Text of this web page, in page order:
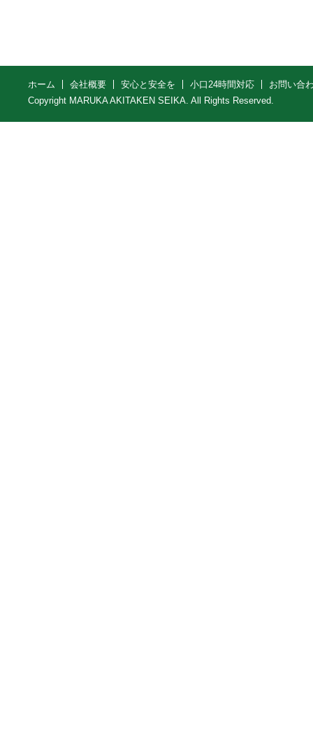
ホーム 会社概要 安心と安全を 小口24時間対応
お問い合
Copyright MARUKA AKITAKEN SEIKA. All Rights Reserved.